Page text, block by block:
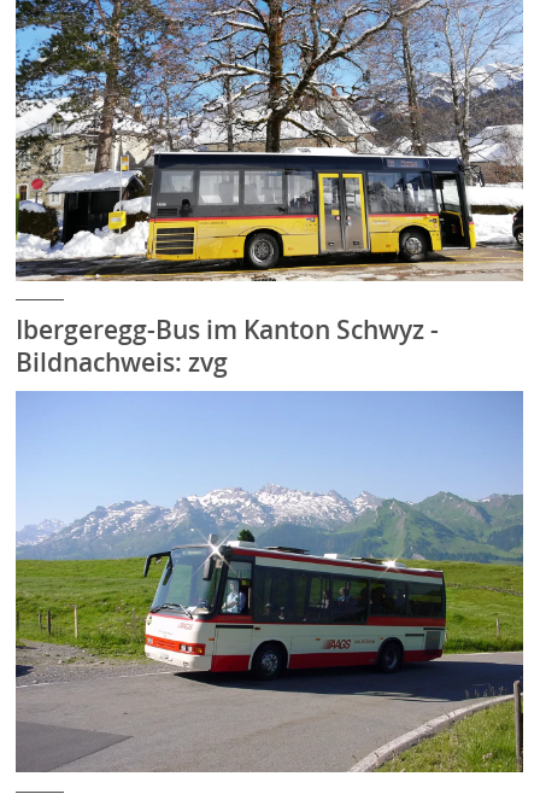
Ibergeregg-Bus im Kanton Schwyz -
Bildnachweis: zvg